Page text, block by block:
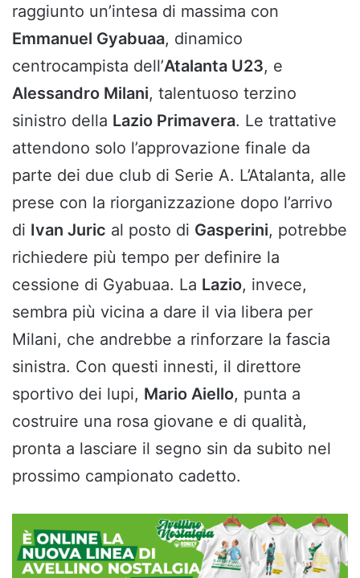
raggiunto un’intesa di massima con
Emmanuel Gyabuaa, dinamico
centrocampista dell’Atalanta U23, e
Alessandro Milani, talentuoso terzino
sinistro della Lazio Primavera. Le trattative
attendono solo l’approvazione finale da
parte dei due club di Serie A. L’Atalanta, alle
prese con la riorganizzazione dopo l’arrivo
di Ivan Juric al posto di Gasperini, potrebbe
richiedere più tempo per definire la
cessione di Gyabuaa. La Lazio, invece,
sembra più vicina a dare il via libera per
Milani, che andrebbe a rinforzare la fascia
sinistra. Con questi innesti, il direttore
sportivo dei lupi, Mario Aiello, punta a
costruire una rosa giovane e di qualità,
pronta a lasciare il segno sin da subito nel
prossimo campionato cadetto.